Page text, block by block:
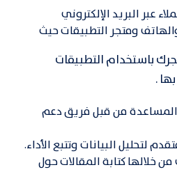
عبر البريد الإلكتروني
ومتجر التطبيقات حيث
باستخدام التطبيقات
.
من قبل فريق دعم
لتحليل البيانات وتتبع الأداء.
خلالها كتابة المقالات حول